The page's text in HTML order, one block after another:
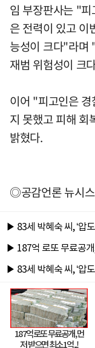
임 부장판사는 "
은 전력이 있고 이
능성이 크다"라며
재범 위험성이 크
이어 "피고인은
지 못했고 피해 회
밝혔다.
◎공감언론 뉴시스